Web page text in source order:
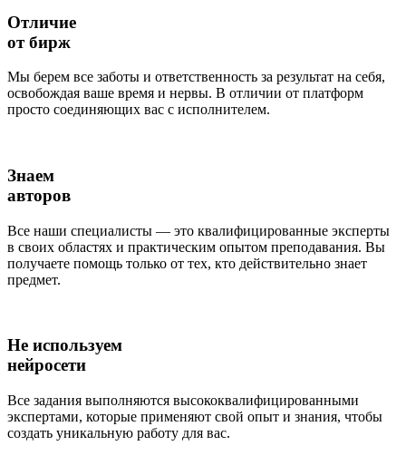
Отличие
от бирж
Мы берем все заботы и ответственность за результат на себя,
освобождая ваше время и нервы. В отличии от платформ
просто соединяющих вас с исполнителем.
Знаем
авторов
Все наши специалисты — это квалифицированные эксперты
в своих областях и практическим опытом преподавания. Вы
получаете помощь только от тех, кто действительно знает
предмет.
Не используем
нейросети
Все задания выполняются высококвалифицированными
экспертами, которые применяют свой опыт и знания, чтобы
создать уникальную работу для вас.